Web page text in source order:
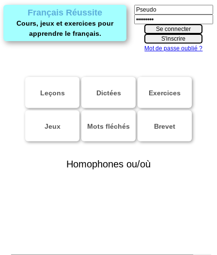
Français Réussite
Cours, jeux et exercices pour
apprendre le français.
Mot de passe oublié ?
Leçons Dictées Exercices
Jeux Mots fléchés Brevet
Homophones ou/où